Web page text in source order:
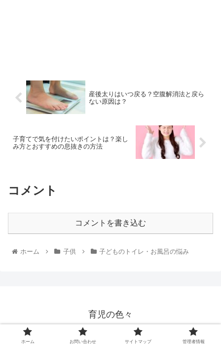
産後太りはいつ戻る？空腹解消法と戻ら
ない原因は？
子育てで気を付けたいポイントは？楽し
み方とおすすめの息抜きの方法
コメント
コメントを書き込む
ホーム 子供 子どものトイレ・お風呂の悩み
育児の色々
お問い合わせ
サイトマップ
管理者情報
ホーム お問い合わせ サイトマップ 管理者情報